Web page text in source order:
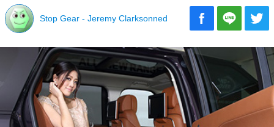
Stop Gear - Jeremy Clarksonned